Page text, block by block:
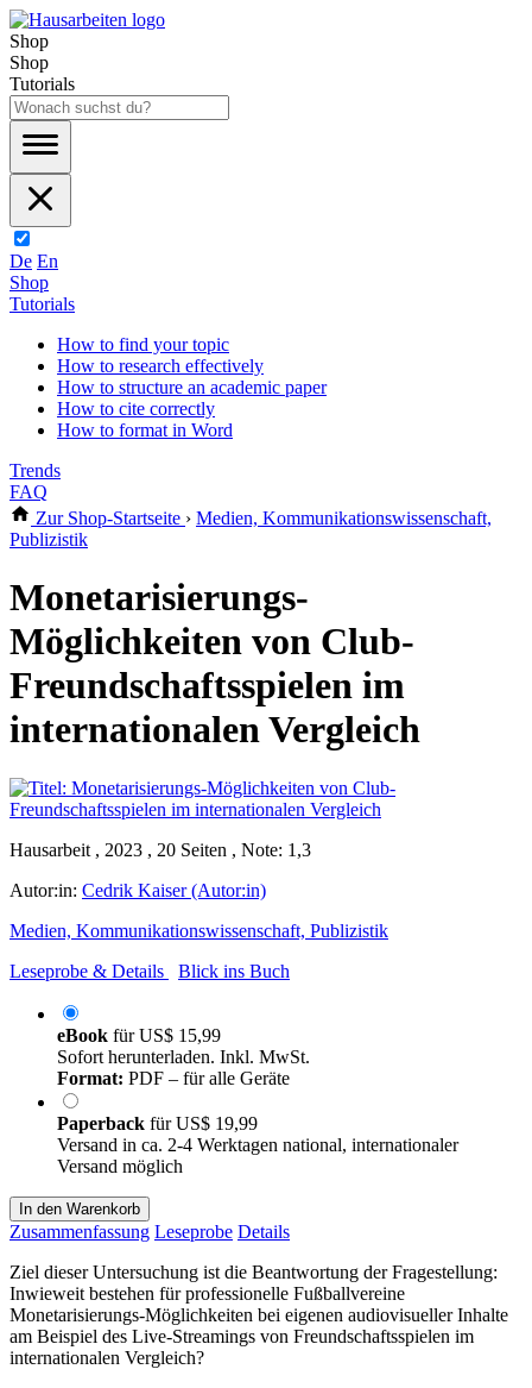
Shop
Shop
Tutorials
De En
Shop
Tutorials
How to find your topic
How to research effectively
How to structure an academic paper
How to cite correctly
How to format in Word
Trends
FAQ
Zur Shop-Startseite › Medien, Kommunikationswissenschaft,
Publizistik
Monetarisierungs-
Möglichkeiten von Club-
Freundschaftsspielen im
internationalen Vergleich
Hausarbeit , 2023 , 20 Seiten , Note: 1,3
Autor:in: Cedrik Kaiser (Autor:in)
Medien, Kommunikationswissenschaft, Publizistik
Leseprobe & Details
Blick ins Buch
eBook fürUS$ 15,99
Sofort herunterladen. Inkl. MwSt.
Format: PDF – für alle Geräte
Paperback fürUS$ 19,99
Versand in ca. 2-4 Werktagen national, internationaler
Versand möglich
In den Warenkorb
Zusammenfassung Leseprobe Details
Ziel dieser Untersuchung ist die Beantwortung der Fragestellung:
Inwieweit bestehen für professionelle Fußballvereine
Monetarisierungs-Möglichkeiten bei eigenen audiovisueller Inhalte
am Beispiel des Live-Streamings von Freundschaftsspielen im
internationalen Vergleich?